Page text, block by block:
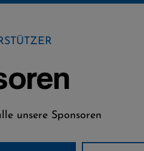
unsere Sponsoren